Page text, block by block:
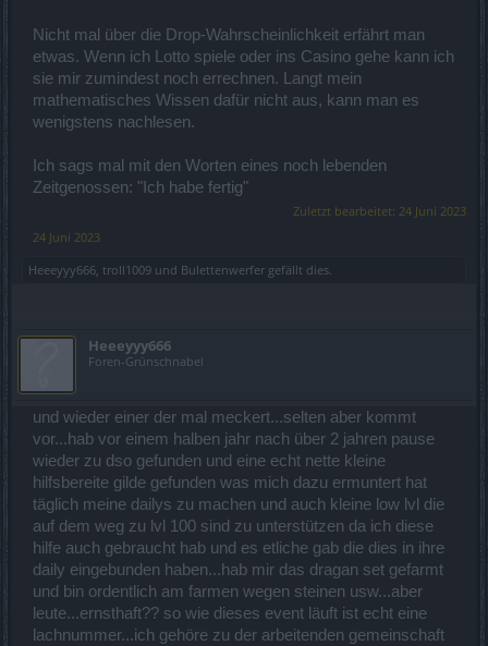
Nicht mal über die Drop-Wahrscheinlichkeit erfährt man
etwas. Wenn ich Lotto spiele oder ins Casino gehe kann ich
sie mir zumindest noch errechnen. Langt mein
mathematisches Wissen dafür nicht aus, kann man es
wenigstens nachlesen.
Ich sags mal mit den Worten eines noch lebenden
Zeitgenossen: "Ich habe fertig"
Zuletzt bearbeitet: 24 Juni 2023
24 Juni 2023
Heeeyyy666 troll1009 und Bulettenwerfer gefällt dies.
Heeeyyy666
Foren-Grünschnabel
und wieder einer der mal meckert...selten aber kommt
vor...hab vor einem halben jahr nach über 2 jahren pause
wieder zu dso gefunden und eine echt nette kleine
hilfsbereite gilde gefunden was mich dazu ermuntert hat
täglich meine dailys zu machen und auch kleine low lvl die
auf dem weg zu lvl 100 sind zu unterstützen da ich diese
hilfe auch gebraucht hab und es etliche gab die dies in ihre
daily eingebunden haben...hab mir das dragan set gefarmt
und bin ordentlich am farmen wegen steinen usw...aber
leute...ernsthaft?? so wie dieses event läuft ist echt eine
lachnummer...ich gehöre zu der arbeitenden gemeinschaft